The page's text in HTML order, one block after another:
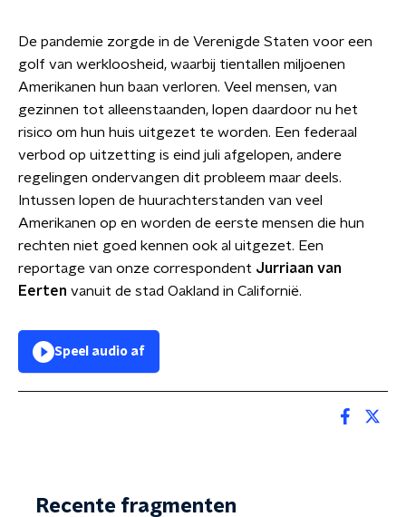
De pandemie zorgde in de Verenigde Staten voor een
golf van werkloosheid, waarbij tientallen miljoenen
Amerikanen hun baan verloren. Veel mensen, van
gezinnen tot alleenstaanden, lopen daardoor nu het
risico om hun huis uitgezet te worden. Een federaal
verbod op uitzetting is eind juli afgelopen, andere
regelingen ondervangen dit probleem maar deels.
Intussen lopen de huurachterstanden van veel
Amerikanen op en worden de eerste mensen die hun
rechten niet goed kennen ook al uitgezet. Een
reportage van onze correspondent Jurriaan van
Eerten vanuit de stad Oakland in Californië.
Speel audio af
Recente fragmenten